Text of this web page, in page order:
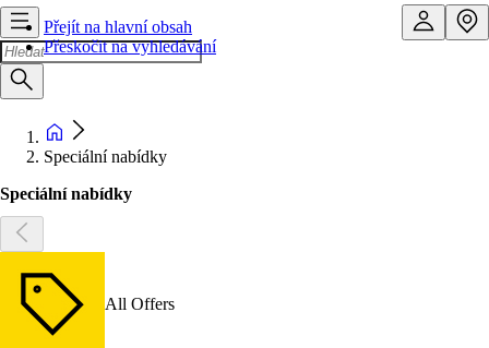
Přejít na hlavní obsah
Přeskočit na vyhledávání
Speciální nabídky
Speciální nabídky
All Offers